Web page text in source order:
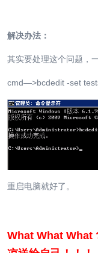
解决办法：
其实要处理这个问题，
cmd—>bcdedit -set
重启电脑就好了。
What What What